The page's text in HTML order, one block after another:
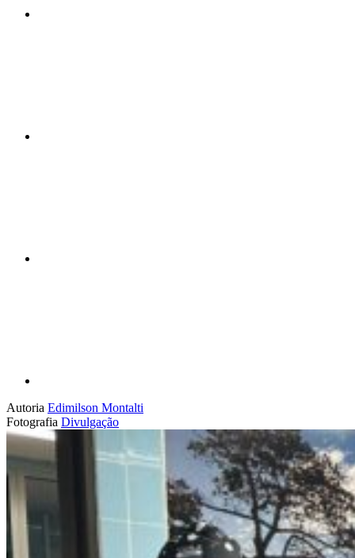
Autoria Edimilson Montalti
Fotografia Divulgação